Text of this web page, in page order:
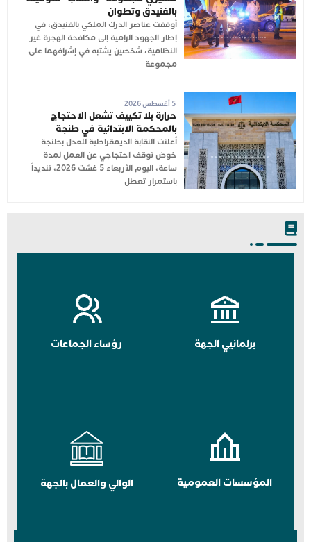
بالفنيدق وتطوان
أوقفت عناصر الدرك الملكي بالفنيدق، في
إطار الجهود الرامية إلى مكافحة الهجرة غير
النظامية، شخصين يشتبه في إشرافهما على
مجموعة
5 أغسطس 2026
حرارة بلا تكييف تشعل الاحتجاج
بالمحكمة الابتدائية في طنجة
أعلنت النقابة الديمقراطية للعدل بطنجة
خوض توقف احتجاجي عن العمل لمدة
ساعة، اليوم الأربعاء 5 غشت 2026، تنديداً
باستمرار تعطل
برلمانيي الجهة رؤساء الجماعات
المؤسسات العمومية الوالي والعمال بالجهة